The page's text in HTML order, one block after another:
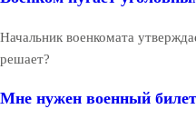
Начальник военкомата
решает?
Мне нужен военный